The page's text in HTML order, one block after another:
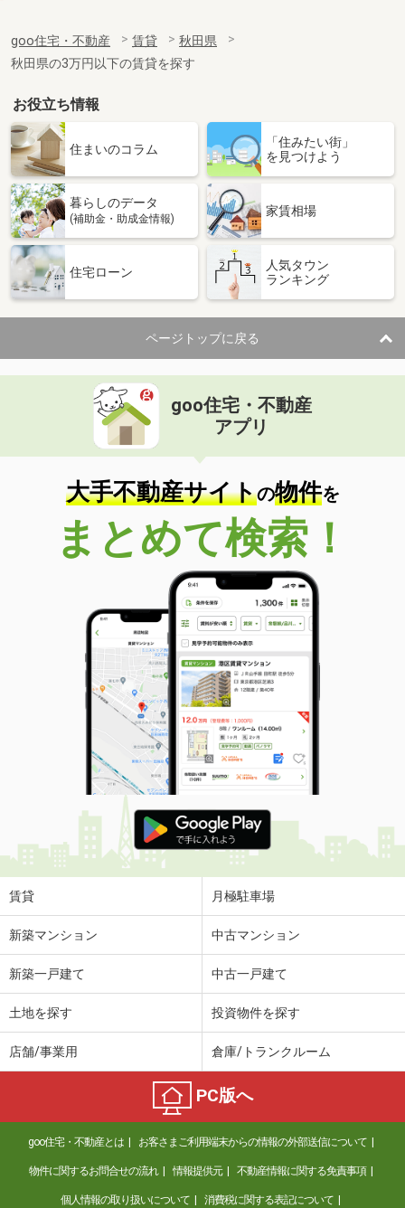
専有面積
76.39m²
間取り
3LDK
秋田県秋田市大町４
価 格
7.40万円
秋田県秋田市大町４
専有面積 23.61m²
間取り
秋田県秋田市千秋城下町
住 所
秋田県秋田市千秋城下町
専有面積 23.18m²
間取り
1K
秋田県秋田市将軍野東３
価 格
住 所
秋田県秋田市将軍野東３
専有面積 26.49m²
間取り
1K
秋田県由利本荘市新組町
価 格
5.90万円
秋田県由利本荘市新組町
23.61m²
間取り
1K
秋田県秋田市新屋松美ガ丘東町
価 格
6.10万円
住 所
秋田県秋田市新屋松美ガ丘東町
専有面積 23.61m²
間取り
1K
秋田県秋田市新屋松美ガ丘東町
価 格
6.10万円
住 所
秋田県秋田市新屋松美ガ丘東町
専有面積
秋田県秋田市仁井田新田１
5.60万円
秋田県秋田市保戸野千代田町
6.90万円
住 所
秋田県秋田市保戸野千代田町
専有面積 26.57m²
間取り
1K
秋田県秋田市寺内蛭根３
goo住宅・不動産 賃貸
秋田県
秋田県の3万円以下の賃貸を探す
お役立ち情報
住まいのコラム
「住みたい街」
を見つけよう
暮らしのデータ
(補助金・助成金情報)
家賃相場
住宅ローン
人気タウン
ランキング
ページトップに戻る
goo住宅・不動産
アプリ
大手不動産サイトの物件を
まとめて検索！
賃貸 月極駐車場
新築マンション 中古マンション
新築一戸建て 中古一戸建て
土地を探す 投資物件を探す
店舗/事業用 倉庫/トランクルーム
PC版へ
goo住宅・不動産とは お客さまご利用端末からの情報の外部送信について
物件に関するお問合せの流れ 情報提供元 不動産情報に関する免責事項
個人情報の取り扱いについて 消費税に関する表記について